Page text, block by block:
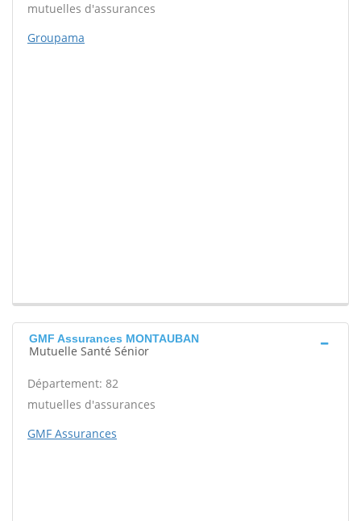
mutuelles d'assurances
Groupama
GMF Assurances MONTAUBAN
Mutuelle Santé Sénior
Département: 82
mutuelles d'assurances
GMF Assurances